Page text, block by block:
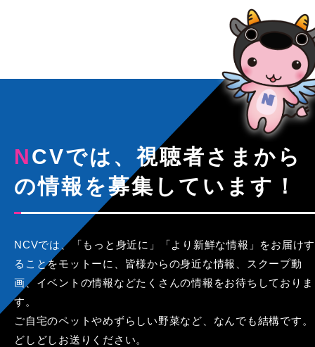
NCVでは、視聴者さまから
の情報を募集しています！
NCVでは、「もっと身近に」「より新鮮な情報」をお届けす
ることをモットーに、皆様からの身近な情報、スクープ動
画、イベントの情報などたくさんの情報をお待ちしておりま
す。
ご自宅のペットやめずらしい野菜など、なんでも結構です。
どしどしお送りください。